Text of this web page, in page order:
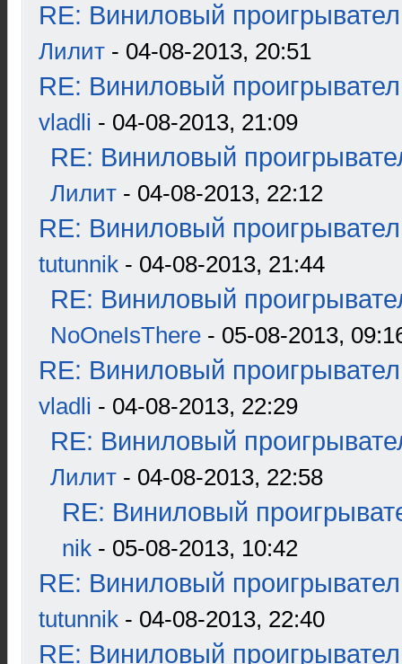
RE: Виниловый
Лилит - 04-08-2013, 20:51
RE: Виниловый
vladli - 04-08-2013, 21:09
RE: Виниловый
Лилит - 04-08-2013, 22:12
RE: Виниловый
tutunnik - 04-08-2013, 21:44
RE: Виниловый
NoOneIsThere - 05-08-2013,
RE: Виниловый
vladli - 04-08-2013, 22:29
RE: Виниловый
Лилит - 04-08-2013, 22:58
RE: Виниловый
nik - 05-08-2013, 10:42
RE: Виниловый
tutunnik - 04-08-2013, 22:40
RE: Виниловый